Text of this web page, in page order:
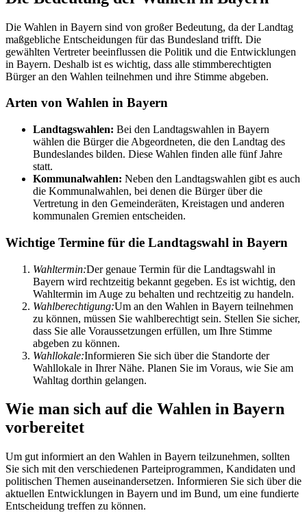
Die Wahlen in Bayern sind von großer Bedeutung, da der Landtag
maßgebliche Entscheidungen für das Bundesland trifft. Die
gewählten Vertreter beeinflussen die Politik und die Entwicklungen
in Bayern. Deshalb ist es wichtig, dass alle stimmberechtigten
Bürger an den Wahlen teilnehmen und ihre Stimme abgeben.
Arten von Wahlen in Bayern
Landtagswahlen: Bei den Landtagswahlen in Bayern
wählen die Bürger die Abgeordneten, die den Landtag des
Bundeslandes bilden. Diese Wahlen finden alle fünf Jahre
statt.
Kommunalwahlen: Neben den Landtagswahlen gibt es auch
die Kommunalwahlen, bei denen die Bürger über die
Vertretung in den Gemeinderäten, Kreistagen und anderen
kommunalen Gremien entscheiden.
Wichtige Termine für die Landtagswahl in Bayern
Wahltermin:Der genaue Termin für die Landtagswahl in
Bayern wird rechtzeitig bekannt gegeben. Es ist wichtig, den
Wahltermin im Auge zu behalten und rechtzeitig zu handeln.
Wahlberechtigung:Um an den Wahlen in Bayern teilnehmen
zu können, müssen Sie wahlberechtigt sein. Stellen Sie sicher,
dass Sie alle Voraussetzungen erfüllen, um Ihre Stimme
abgeben zu können.
Wahllokale:Informieren Sie sich über die Standorte der
Wahllokale in Ihrer Nähe. Planen Sie im Voraus, wie Sie am
Wahltag dorthin gelangen.
Wie man sich auf die Wahlen in Bayern
vorbereitet
Um gut informiert an den Wahlen in Bayern teilzunehmen, sollten
Sie sich mit den verschiedenen Parteiprogrammen, Kandidaten und
politischen Themen auseinandersetzen. Informieren Sie sich über die
aktuellen Entwicklungen in Bayern und im Bund, um eine fundierte
Entscheidung treffen zu können.